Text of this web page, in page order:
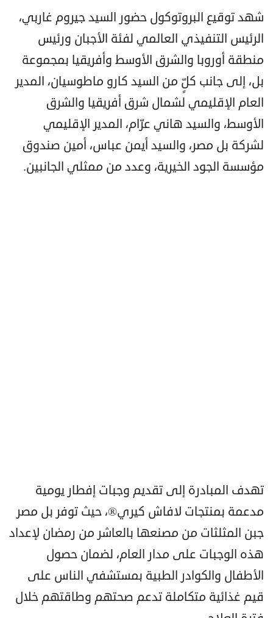
شهد توقيع البروتوكول حضور السيد جيروم غاربي،
الرئيس التنفيذي العالمي لفئة الأجبان ورئيس
منطقة أوروبا والشرق الأوسط وأفريقيا بمجموعة
بل، إلى جانب كلٍّ من السيد كارو ماطوسيان، المدير
العام الإقليمي لشمال شرق أفريقيا والشرق
الأوسط، والسيد هاني عرّام، المدير الإقليمي
لشركة بل مصر، والسيد أيمن عباس، أمين صندوق
مؤسسة الجود الخيرية، وعدد من ممثلي الجانبين.
تهدف المبادرة إلى تقديم وجبات إفطار يومية
مدعمة بمنتجات لافاش كيري®️، حيث توفر بل مصر
جبن المثلثات من مصنعها بالعاشر من رمضان لإعداد
هذه الوجبات على مدار العام، لضمان حصول
الأطفال والكوادر الطبية بمستشفي الناس على
قيم غذائية متكاملة تدعم صحتهم وطاقتهم خلال